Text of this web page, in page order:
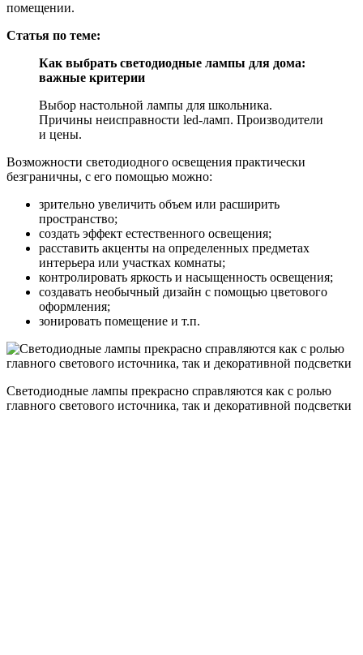
помещении.
Статья по теме:
Как выбрать светодиодные лампы для дома:
важные критерии
Выбор настольной лампы для школьника.
Причины неисправности led-ламп. Производители
и цены.
Возможности светодиодного освещения практически
безграничны, с его помощью можно:
зрительно увеличить объем или расширить
пространство;
создать эффект естественного освещения;
расставить акценты на определенных предметах
интерьера или участках комнаты;
контролировать яркость и насыщенность освещения;
создавать необычный дизайн с помощью цветового
оформления;
зонировать помещение и т.п.
Светодиодные лампы прекрасно справляются как с ролью
главного светового источника, так и декоративной подсветки